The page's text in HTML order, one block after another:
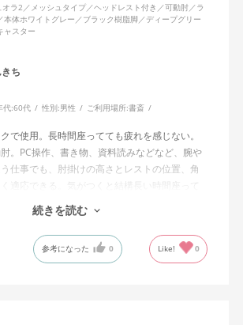
ラ2／メッシュタイプ／ヘッドレスト付き／可動肘／ラ
本体ホワイトグレー／ブラック樹脂脚／ディープグリー
ャスター
ち
代:60代 性別:男性 ご利用場所:書斎
で使用。長時間座ってても疲れを感じない。
。PC操作、書き物、資料読みなどなど、腕や
仕事でも、肘掛けの高さとレストの位置、角
適応できる。気がつくと結構長い時間座って
は思ったよりやさしいサポート。従来使ってい
アよりも支える感じは緩やかだが、姿勢の崩
続きを読む
参考になった 0 Like! 0